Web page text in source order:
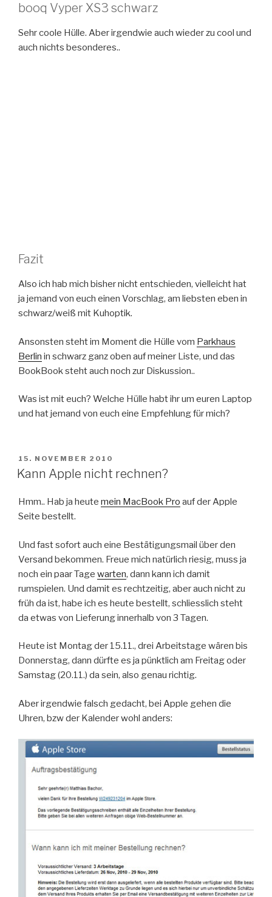
booq Vyper XS3 schwarz
Sehr coole Hülle. Aber irgendwie auch wieder zu cool und
auch nichts besonderes..
Fazit
Also ich hab mich bisher nicht entschieden, vielleicht hat
ja jemand von euch einen Vorschlag, am liebsten eben in
schwarz/weiß mit Kuhoptik.
Ansonsten steht im Moment die Hülle vom Parkhaus
Berlin in schwarz ganz oben auf meiner Liste, und das
BookBook steht auch noch zur Diskussion..
Was ist mit euch? Welche Hülle habt ihr um euren Laptop
und hat jemand von euch eine Empfehlung für mich?
VERÖFFENTLICHT
AM
15. NOVEMBER 2010
Kann Apple nicht rechnen?
Hmm.. Hab ja heute mein MacBook Pro auf der Apple
Seite bestellt.
Und fast sofort auch eine Bestätigungsmail über den
Versand bekommen. Freue mich natürlich riesig, muss ja
noch ein paar Tage warten, dann kann ich damit
rumspielen. Und damit es rechtzeitig, aber auch nicht zu
früh da ist, habe ich es heute bestellt, schliesslich steht
da etwas von Lieferung innerhalb von 3 Tagen.
Heute ist Montag der 15.11., drei Arbeitstage wären bis
Donnerstag, dann dürfte es ja pünktlich am Freitag oder
Samstag (20.11.) da sein, also genau richtig.
Aber irgendwie falsch gedacht, bei Apple gehen die
Uhren, bzw der Kalender wohl anders: